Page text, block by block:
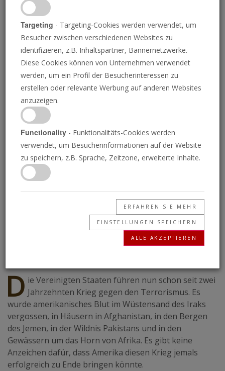
Warum die Posaune
beobachtet, dass
Amerika seinen letzten
Krieg gewonnen hat
Amerikas militärische Siege liegen zurück. Der
Artikel zeigt, warum diese Schwäche ein
entscheidender Trend in der Weltpolitik ist.
D ie Vereinigten Staaten führen nun schon seit zwei
Jahrzehnten Krieg gegen den Terrorismus. Es
wurde amerikanisches Blut im Wüstensand des Iraks
vergossen, in Häusern in Afghanistan, in den Bergen
des Jemen, in der Wildnis Pakistans und in den
Gewässern um das Horn von Afrika. Es gibt keine
Anzeichen dafür, dass Amerika diesen Krieg jemals
erfolgreich zu Ende bringen könnte.
Targeting - Targeting-Cookies werden verwendet, um
Besucher zwischen verschiedenen Websites zu
identifizieren, z.B. Inhaltspartner, Bannernetzwerke.
Diese Cookies können von Unternehmen verwendet
werden, um ein Profil der Besucherinteressen zu
erstellen oder relevante Werbung auf anderen Websites
anzuzeigen.
Functionality - Funktionalitäts-Cookies werden
verwendet, um Besucherinformationen auf der Website
zu speichern, z.B. Sprache, Zeitzone, erweiterte Inhalte.
ERFAHREN SIE MEHR
EINSTELLUNGEN SPEICHERN
ALLE AKZEPTIEREN